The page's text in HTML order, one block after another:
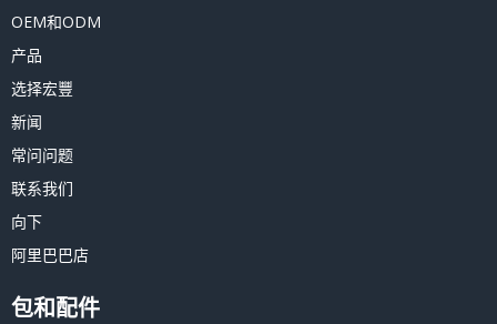
OEM和ODM
产品
选择宏豐
新闻
常问问题
联系我们
向下
阿里巴巴店
包和配件